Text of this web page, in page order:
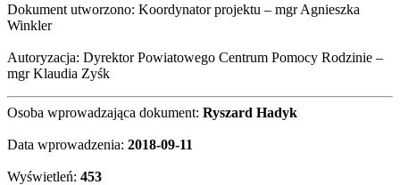
Dokument utworzono: Koordynator projektu – mgr Agnieszka
Winkler
Autoryzacja: Dyrektor Powiatowego Centrum Pomocy Rodzinie –
mgr Klaudia Zyśk
Osoba wprowadzająca dokument: Ryszard Hadyk
Data wprowadzenia: 2018-09-11
Wyświetleń: 453